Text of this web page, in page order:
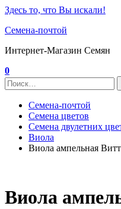
Здесь то, что Вы искали!
Семена-почтой
Интернет-Магазин Семян
0
Семена-почтой
Семена цветов
Семена двулетних
Виола
Виола ампельная
Виола